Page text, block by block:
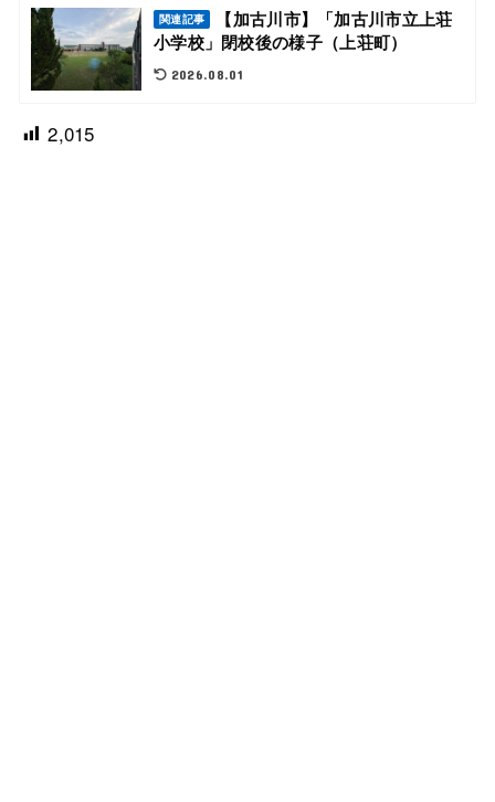
関連記事
【加古川市】「加古川市立上荘
小学校」閉校後の様子（上荘町）
2026.08.01
2,015